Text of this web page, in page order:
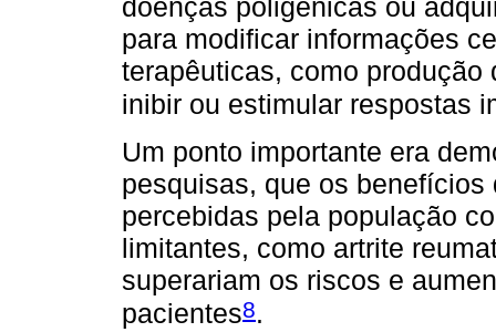
doenças poligênicas ou
para modificar informações
terapêuticas, como
inibir ou estimular respostas
Um ponto importante era
pesquisas, que os
percebidas pela população
limitantes, como artrite
superariam os riscos e
pacientes8.